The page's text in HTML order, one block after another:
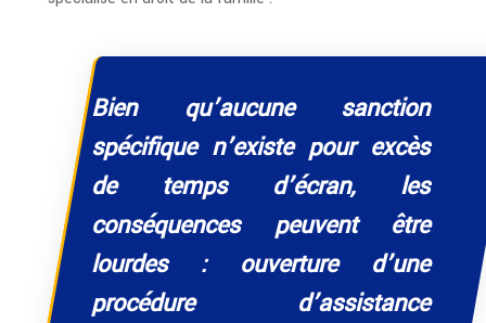
Bien qu’aucune sanction
spécifique n’existe pour excès
de temps d’écran, les
conséquences peuvent être
lourdes : ouverture d’une
procédure d’assistance